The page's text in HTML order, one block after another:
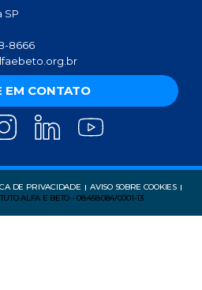
SP
8666
EM CONTATO
DE PRIVACIDADE
AVISO SOBRE COOKIES
ALFA E BETO - 08.458.084/0001-13